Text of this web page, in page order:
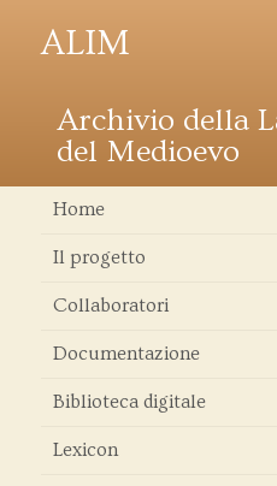
ALIM
Archivio della
del Medioevo
Home
Il progetto
Collaboratori
Documentazione
Biblioteca digitale
Lexicon